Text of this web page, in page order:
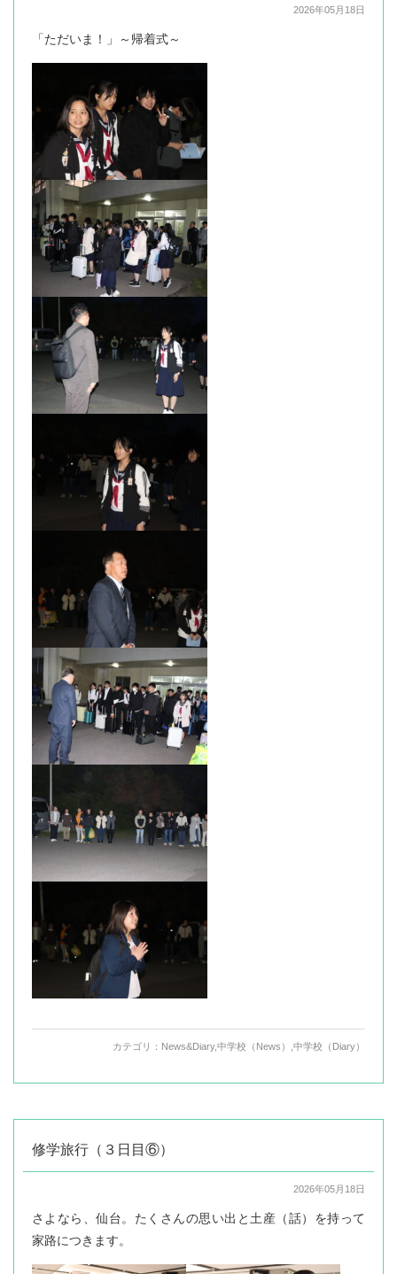
2026年05月18日
「ただいま！」～帰着式～
カテゴリ： News&Diary,中学校（News） 中学校（Diary）
修学旅行（３日目⑥）
2026年05月18日
さよなら、仙台。たくさんの思い出と土産（話）を持って
家路につきます。